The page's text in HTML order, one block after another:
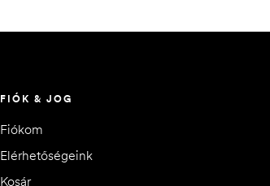
FIÓK & JOG
Fiókom
Elérhetőségeink
Kosár